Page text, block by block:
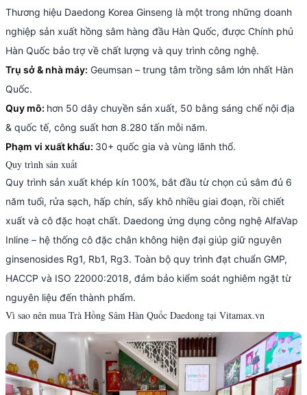
Thương hiệu Daedong Korea Ginseng là một trong những doanh
nghiệp sản xuất hồng sâm hàng đầu Hàn Quốc, được Chính phủ
Hàn Quốc bảo trợ về chất lượng và quy trình công nghệ.
Trụ sở & nhà máy: Geumsan – trung tâm trồng sâm lớn nhất Hàn
Quốc.
Quy mô: hơn 50 dây chuyền sản xuất, 50 bằng sáng chế nội địa
& quốc tế, công suất hơn 8.280 tấn mỗi năm.
Phạm vi xuất khẩu: 30+ quốc gia và vùng lãnh thổ.
Quy trình sản xuất
Quy trình sản xuất khép kín 100%, bắt đầu từ chọn củ sâm đủ 6
năm tuổi, rửa sạch, hấp chín, sấy khô nhiều giai đoạn, rồi chiết
xuất và cô đặc hoạt chất. Daedong ứng dụng công nghệ AlfaVap
Inline – hệ thống cô đặc chân không hiện đại giúp giữ nguyên
ginsenosides Rg1, Rb1, Rg3. Toàn bộ quy trình đạt chuẩn GMP,
HACCP và ISO 22000:2018, đảm bảo kiểm soát nghiêm ngặt từ
nguyên liệu đến thành phẩm.
Vì sao nên mua Trà Hồng Sâm Hàn Quốc Daedong tại Vitamax.vn